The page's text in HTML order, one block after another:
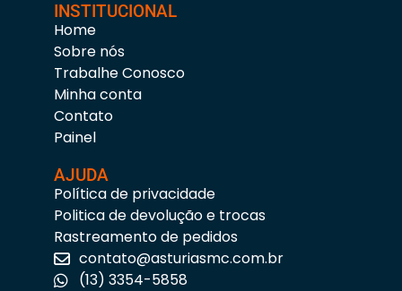
INSTITUCIONAL
Home
Sobre nós
Trabalhe Conosco
Minha conta
Contato
Painel
AJUDA
Política de privacidade
Politica de devolução e trocas
Rastreamento de pedidos
contato@asturiasmc.com.br
(13) 3354-5858